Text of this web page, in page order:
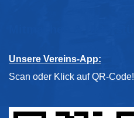
Unsere Vereins-App:
Scan oder Klick auf QR-Code!